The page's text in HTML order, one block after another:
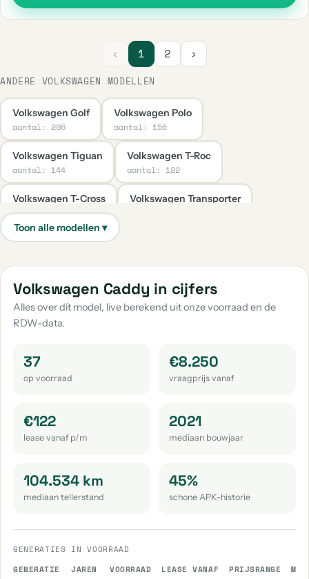
‹ 1 2 ›
ANDERE VOLKSWAGEN MODELLEN
Volkswagen Golf
aantal: 206
Volkswagen Polo
aantal: 156
Volkswagen Tiguan
aantal: 144
Volkswagen T-Roc
aantal: 122
Volkswagen T-Cross
aantal: 66
Volkswagen Transporter
Volkswagen Taigo
Volkswagen Caddy Maxi
aantal: 22
Volkswagen Golf Sportsvan
aantal: 20
Volkswagen Passat
Volkswagen Tayron
aantal: 14
Volkswagen Tiguan Allspace
aantal: 14
aantal: 13 aantal: 11
Volkswagen Id.4 Volkswagen Beetle
aantal: 8
Volkswagen Caddy in cijfers
Alles over dít model, live berekend uit onze voorraad en de
RDW-data.
37
op voorraad
€8.250
vraagprijs vanaf
€122
lease vanaf p/m
2021
mediaan bouwjaar
104.534 km
mediaan tellerstand
45%
schone APK-historie
GENERATIES IN VOORRAAD
GENERATIE
JAREN VOORRAAD LEASE VANAF PRIJSRANGE